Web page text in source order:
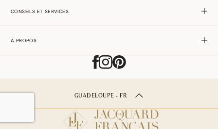
CONSEILS ET SERVICES
A PROPOS
GUADELOUPE - FR